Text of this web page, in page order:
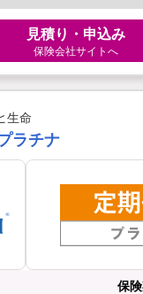
見積り・申込み
保険会社サイトへ
生命
ラチナ
保